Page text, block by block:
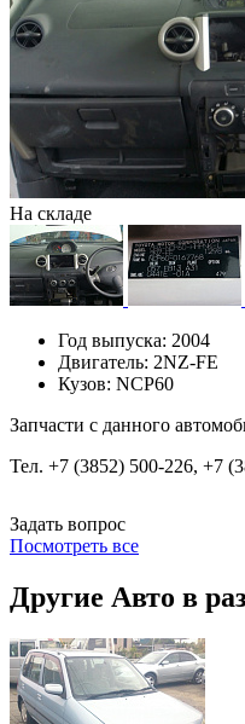
На складе
Год выпуска: 2004
Двигатель: 2NZ-FE
Кузов: NCP60
Запчасти с данного
Тел. +7 (3852) 500-226, +7
Задать вопрос
Посмотреть все
Другие Авто в